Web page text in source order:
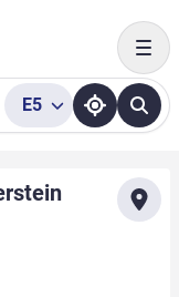
E5